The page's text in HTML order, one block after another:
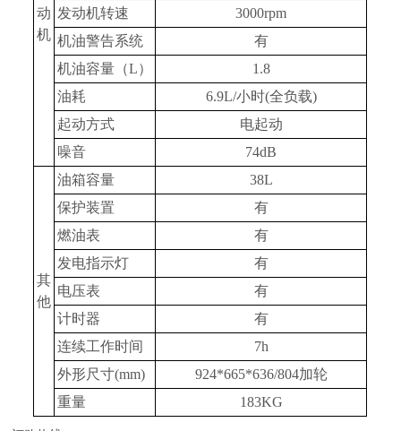
动
机
发动机转速
3000rpm
机油警告系统
有
机油容量（L）
1.8
油耗
6.9L/小时(全负载)
起动方式
电起动
噪音
74dB
其
他
油箱容量
38L
保护装置
有
燃油表
有
发电指示灯
有
电压表
有
计时器
有
连续工作时间
7h
外形尺寸(mm)
924*665*636/804加轮
重量
183KG